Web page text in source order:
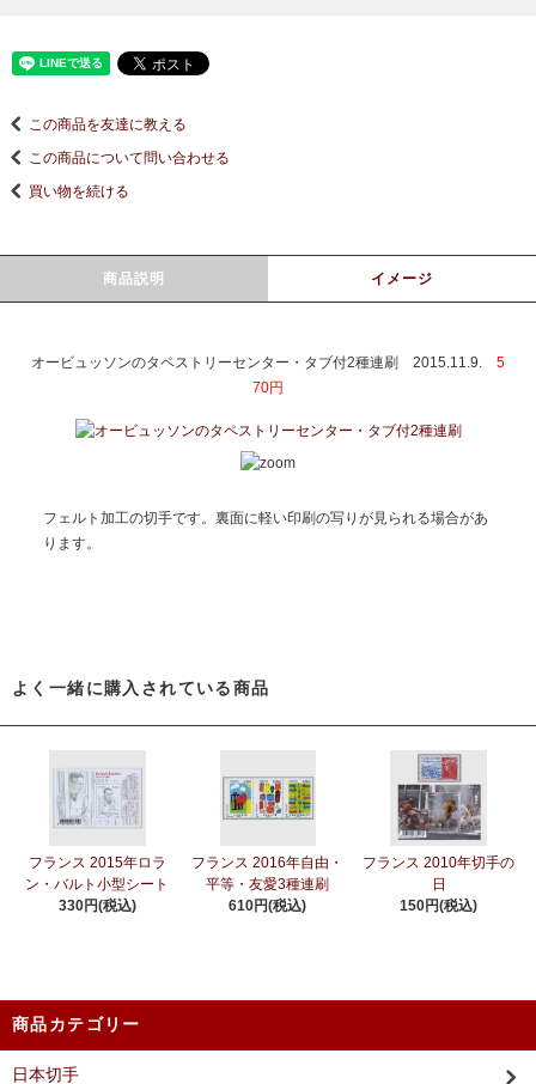
この商品を友達に教える
この商品について問い合わせる
買い物を続ける
商品説明 イメージ
オービュッソンのタペストリーセンター・タブ付2種連刷 2015.11.9. 5
70円
フェルト加工の切手です。裏面に軽い印刷の写りが見られる場合があ
ります。
よく一緒に購入されている商品
フランス 2015年ロラ
ン・バルト小型シート
330円(税込)
フランス 2016年自由・
平等・友愛3種連刷
610円(税込)
フランス 2010年切手の
日
150円(税込)
商品カテゴリー
日本切手